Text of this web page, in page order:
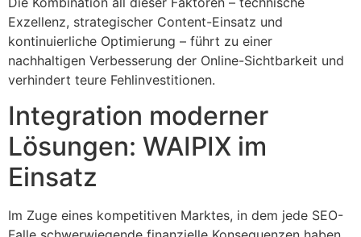
Exzellenz, strategischer Content-Einsatz und
kontinuierliche Optimierung – führt zu einer
nachhaltigen Verbesserung der Online-Sichtbarkeit und
verhindert teure Fehlinvestitionen.
Integration moderner
Lösungen: WAIPIX im
Einsatz
Im Zuge eines kompetitiven Marktes, in dem jede SEO-